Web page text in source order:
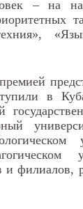
– на
в
и филиалов,